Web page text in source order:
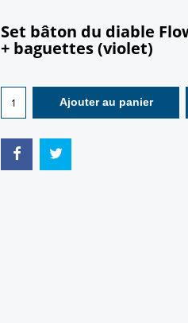
Set bâton du diable
+ baguettes (violet)